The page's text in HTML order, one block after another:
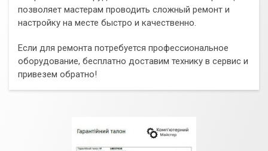
позволяет мастерам проводить сложный ремонт и
настройку на месте быстро и качественно.
Если для ремонта потребуется профессиональное
оборудование, бесплатно доставим технику в сервис и
привезем обратно!